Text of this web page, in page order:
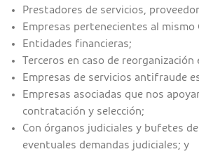
Prestadores de servicios,
Empresas pertenecientes al mismo
Entidades financieras;
Terceros en caso de reorganización
Empresas de servicios antifraude
Empresas asociadas que nos
contratación y selección;
Con órganos judiciales y bufetes
eventuales demandas judiciales; y